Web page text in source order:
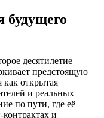
будущего
десятилетие
предстоящую
как открытая
и реальных
по пути, где её
и